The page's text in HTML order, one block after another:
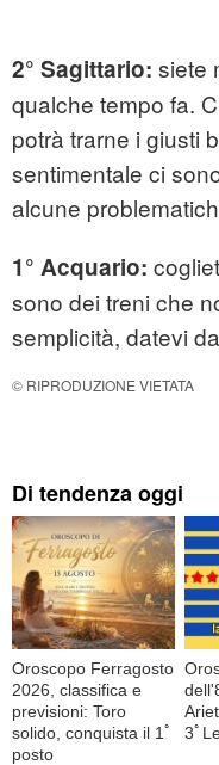
2° Sagittario: siete
qualche tempo fa.
potrà trarne i giusti
sentimentale ci
alcune
1° Acquario:
sono dei treni che
semplicità, datevi
© RIPRODUZIONE VIETATA
Di tendenza oggi
Oroscopo Ferragosto
2026, classifica e
previsioni: Toro
solido, conquista il 1ﾟ
posto
3ﾟ